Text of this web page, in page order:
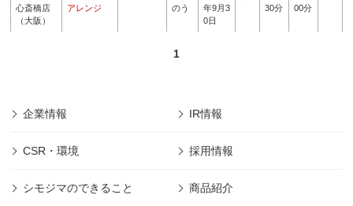
心斎橋店
（大阪）
アレンジ
のう
年9月3
0日
30分
00分
1
企業情報 IR情報
CSR・環境 採用情報
シモジマのできること 商品紹介